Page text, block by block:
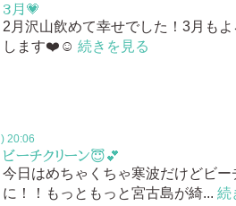
3月💗
2月沢山飲めて幸せでした！3月も
します❤️☺️ 続きを見る
20:06
ビーチクリーン😇💕
今日はめちゃくちゃ寒波だけどビー
に！！もっともっと宮古島が綺... 続